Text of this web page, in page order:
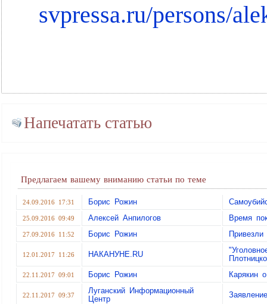
svpressa.ru/persons/
Напечатать статью
Предлагаем вашему вниманию статьи по теме
24.09.2016 17:31 Борис Рожин
25.09.2016 09:49 Алексей Анпилогов Время
27.09.2016 11:52 Борис Рожин
12.01.2017 11:26 НАКАНУНЕ.RU
22.11.2017 09:01 Борис Рожин Карякин
22.11.2017 09:37
Луганский Информационный
Центр